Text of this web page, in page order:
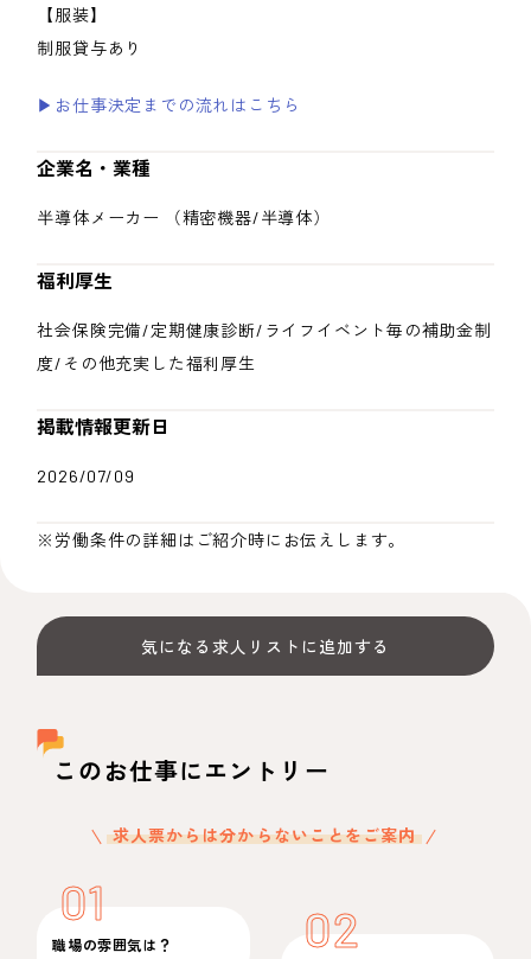
【服装】
制服貸与あり
▶お仕事決定までの流れはこちら
企業名・業種
半導体メーカー （精密機器/半導体）
福利厚生
社会保険完備/定期健康診断/ライフイベント毎の補助金制
度/その他充実した福利厚生
掲載情報更新日
2026/07/09
※労働条件の詳細はご紹介時にお伝えします。
気になる求人リストに追加する
このお仕事にエントリー
求人票からは分からないことをご案内
01
職場の雰囲気は？ 02